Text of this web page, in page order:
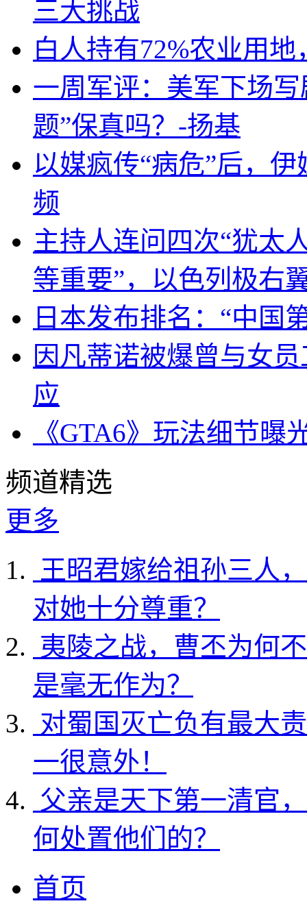
三大挑战
白人持有72%农业用
一周军评：美军下场
题”保真吗？-扬基
以媒疯传“病危”后，
频
主持人连问四次“犹太
等重要”，以色列极右
日本发布排名：“中国
因凡蒂诺被爆曾与女
应
《GTA6》玩法细节
频道精选
更多
王昭君嫁给祖孙三人
对她十分尊重？
夷陵之战，曹丕为何
是毫无作为？
对蜀国灭亡负有最大
一很意外！
父亲是天下第一清官
何处置他们的？
首页